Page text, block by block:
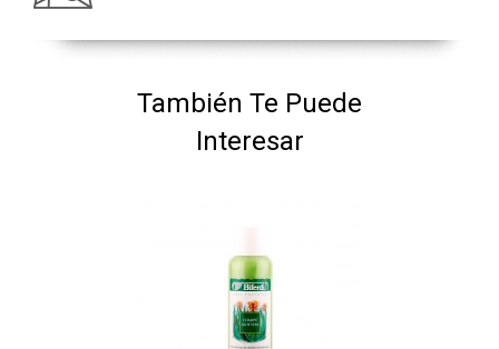
También Te Puede
Interesar